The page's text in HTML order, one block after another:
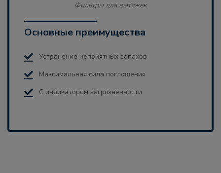
Фильтры для вытяжек
Основные преимущества
Устранение неприятных запахов
Максимальная сила поглощения
С индикатором загрязненности